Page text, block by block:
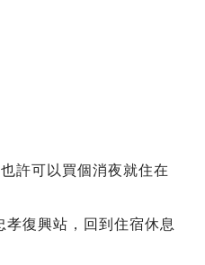
許可以買個消夜就住在
復興站，回到住宿休息